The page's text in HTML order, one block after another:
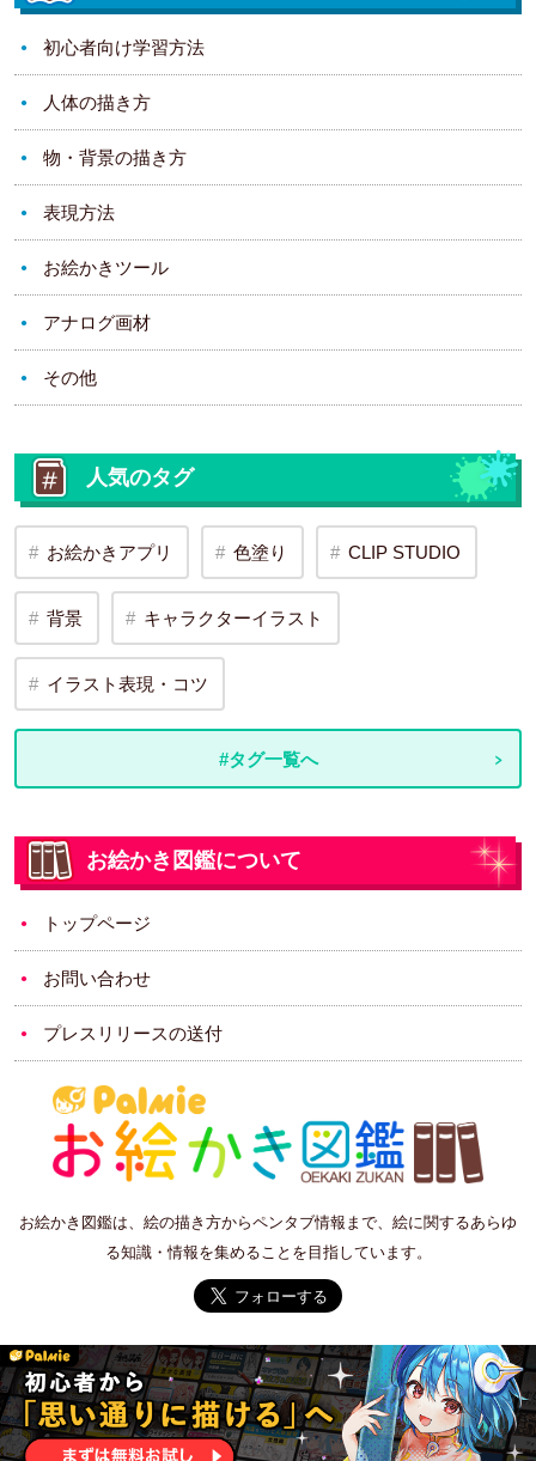
初心者向け学習方法
人体の描き方
物・背景の描き方
表現方法
お絵かきツール
アナログ画材
その他
人気のタグ
お絵かきアプリ 色塗り CLIP STUDIO
背景 キャラクターイラスト
イラスト表現・コツ
#タグ一覧へ
お絵かき図鑑について
トップページ
お問い合わせ
プレスリリースの送付
お絵かき図鑑は、絵の描き方からペンタブ情報まで、絵に関するあらゆ
る知識・情報を集めることを目指しています。